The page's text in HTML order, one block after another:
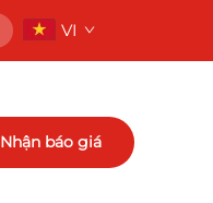
VI
Nhận báo giá